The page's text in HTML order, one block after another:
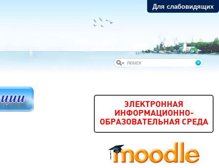
Для слабовидящих
ЭЛЕКТРОННАЯ
ИНФОРМАЦИОННО-
ОБРАЗОВАТЕЛЬНАЯ СРЕДА